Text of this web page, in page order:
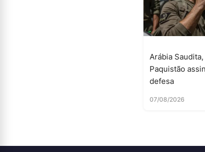
Arábia
Paquistão
defesa
07/08/2026